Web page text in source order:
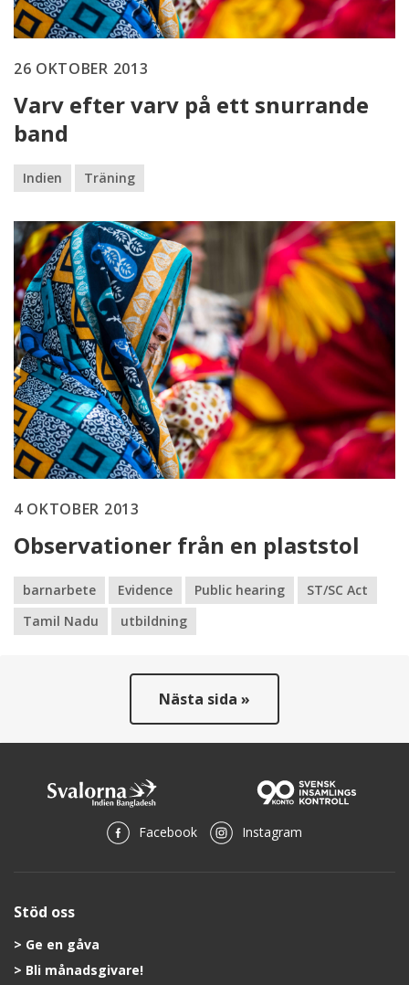
26 OKTOBER 2013
Varv efter varv på ett snurrande
band
Indien Träning
4 OKTOBER 2013
Observationer från en plaststol
barnarbete Evidence Public hearing
ST/SC Act
Tamil Nadu
utbildning
Nästa sida »
Facebook Instagram
Stöd oss
Ge en gåva
Bli månadsgivare!